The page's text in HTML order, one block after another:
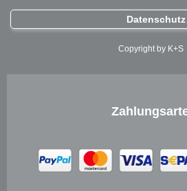
Copyright by K+S
Datenschutz